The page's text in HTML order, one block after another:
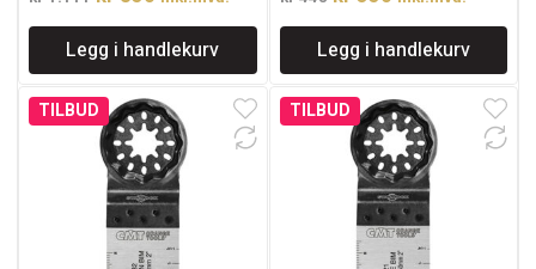
pris
var:
kr 1.111.
pris
er:
kr 850.
Legg i handlekurv
pris
var:
kr 448.
pris
er:
kr 350.
Legg i handlekurv
TILBUD TILBUD